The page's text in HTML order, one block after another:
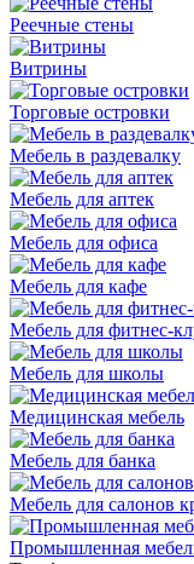
Реечные стены
Витрины
Торговые островки
Мебель в раздевалку
Мебель для аптек
Мебель для офиса
Мебель для кафе
Мебель для фитнес-
Мебель для школы
Медицинская мебель
Мебель для банка
Мебель для салонов
Промышленная